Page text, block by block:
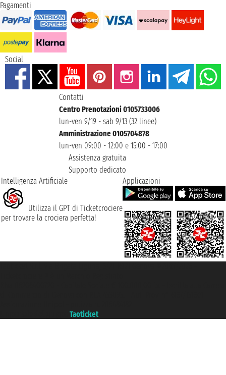
Pagamenti
Social
Contatti
Centro Prenotazioni 0105733006
lun-ven 9/19 - sab 9/13 (32 linee)
Amministrazione 0105704878
lun-ven 09:00 - 12:00 e 15:00 - 17:00
Assistenza gratuita
Supporto dedicato
Intelligenza Artificiale
Utilizza il GPT di Ticketcrociere
per trovare la crociera perfetta!
Applicazioni
Taoticket